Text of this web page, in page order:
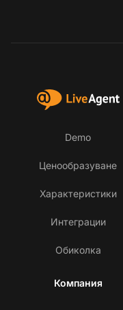
Demo
Ценообразуване
Характеристики
Интеграции
Обиколка
Компания